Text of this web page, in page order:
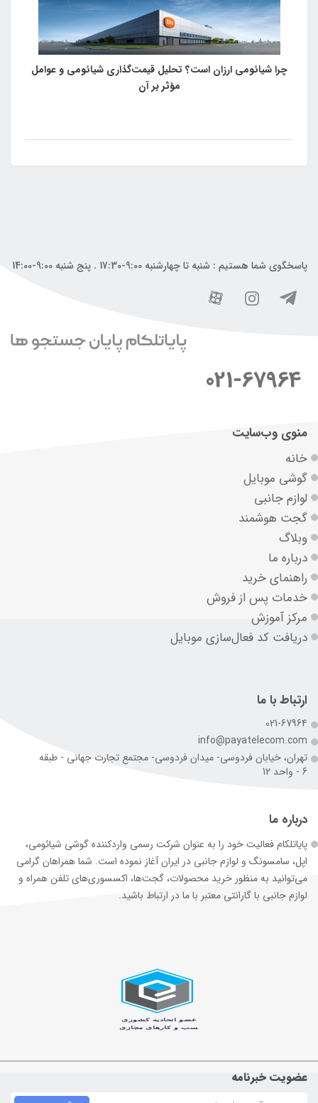
چرا شیائومی ارزان است؟ تحلیل قیمت‌گذاری شیائومی و عوامل
مؤثر بر آن
پاسخگوی شما هستیم : شنبه تا چهارشنبه 9:00-17:30 . پنج شنبه 9:00-14:00
021-67964
منوی وب‌سایت
خانه
گوشی موبایل
لوازم جانبی
گجت هوشمند
وبلاگ
درباره ما
راهنمای خرید
خدمات پس از فروش
مرکز آموزش
دریافت کد فعال‌سازی موبایل
ارتباط با ما
021-67964
info@payatelecom.com
تهران، خیابان فردوسی- میدان فردوسی- مجتمع تجارت جهانی - طبقه
6 - واحد 12
درباره ما
پایاتلکام فعالیت خود را به عنوان شرکت رسمی وارد‌کننده گوشی شیائومی،
اپل، سامسونگ و لوازم جانبی در ایران آغاز نموده است. شما همراهان گرامی
می‌توانید به منظور خرید محصولات، گجت‌ها، اکسسوری‌های تلفن همراه و
لوازم جانبی با گارانتی معتبر با ما در ارتباط باشید.
عضویت خبرنامه